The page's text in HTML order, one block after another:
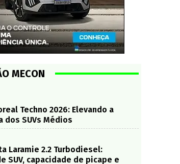
MECON
Techno 2026: Elevando a
dos SUVs Médios
Laramie 2.2 Turbodiesel:
SUV, capacidade de picape e